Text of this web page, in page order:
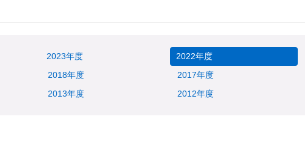
2023年度 2022年度
2018年度 2017年度
2013年度 2012年度